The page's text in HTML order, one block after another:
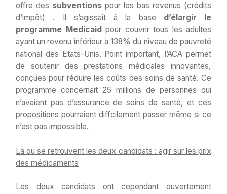
offre des subventions pour les bas revenus (crédits
d’impôt) . Il s’agissait à la base d’élargir le
programme Medicaid pour couvrir tous les adultes
ayant un revenu inférieur à 138% du niveau de pauvreté
national des Etats-Unis. Point important, l’ACA permet
de soutenir des prestations médicales innovantes,
conçues pour réduire les coûts des soins de santé. Ce
programme concernait 25 millions de personnes qui
n’avaient pas d’assurance de soins de santé, et ces
propositions pourraient diffcilement passer même si ce
n’est pas impossible.
Là ou se retrouvent les deux candidats : agir sur les prix
des médicaments
Les deux candidats ont cependant ouvertement